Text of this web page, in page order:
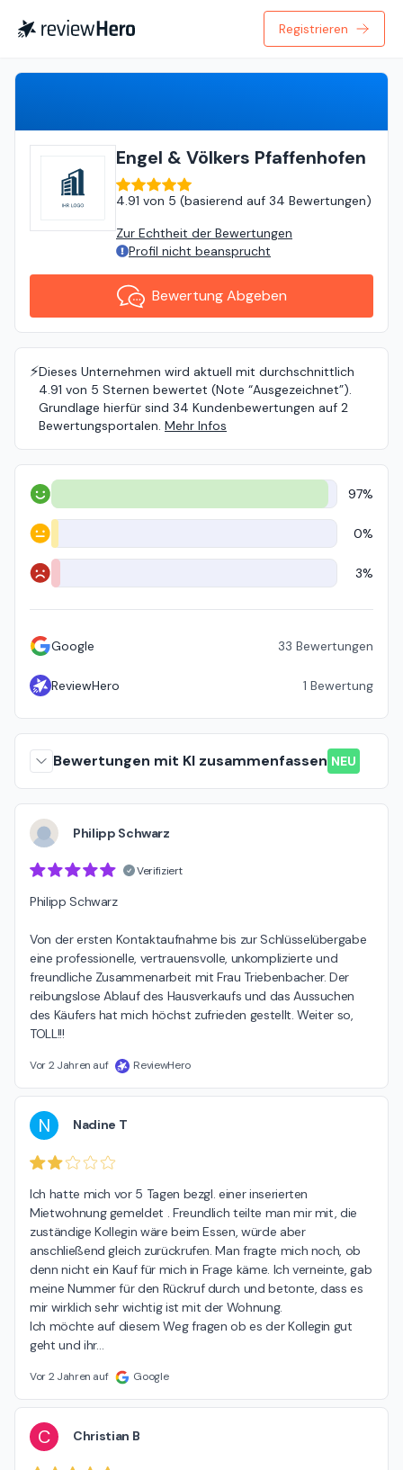
Registrieren
Engel & Völkers Pfaffenhofen
4.91 von 5 (basierend auf 34 Bewertungen)
Zur Echtheit der Bewertungen
Profil nicht beansprucht
Bewertung Abgeben
⚡️Dieses Unternehmen wird aktuell mit durchschnittlich
4.91 von 5 Sternen bewertet (Note “Ausgezeichnet”).
Grundlage hierfür sind 34 Kundenbewertungen auf 2
Bewertungsportalen. Mehr Infos
Positiv 97%
Neutral 0%
Negativ 3%
Google 33 Bewertungen
ReviewHero 1 Bewertung
Bewertungen mit KI zusammenfassen NEU
Philipp Schwarz
Verifiziert
Philipp Schwarz
Von der ersten Kontaktaufnahme bis zur Schlüsselübergabe
eine professionelle, vertrauensvolle, unkomplizierte und
freundliche Zusammenarbeit mit Frau Triebenbacher. Der
reibungslose Ablauf des Hausverkaufs und das Aussuchen
des Käufers hat mich höchst zufrieden gestellt. Weiter so,
TOLL!!!
Vor 2 Jahren auf ReviewHero
N Nadine T
Ich hatte mich vor 5 Tagen bezgl. einer inserierten
Mietwohnung gemeldet . Freundlich teilte man mir mit, die
zuständige Kollegin wäre beim Essen, würde aber
anschließend gleich zurückrufen. Man fragte mich noch, ob
denn nicht ein Kauf für mich in Frage käme. Ich verneinte, gab
meine Nummer für den Rückruf durch und betonte, dass es
mir wirklich sehr wichtig ist mit der Wohnung.
Ich möchte auf diesem Weg fragen ob es der Kollegin gut
geht und ihr…
Vor 2 Jahren auf Google
C Christian B